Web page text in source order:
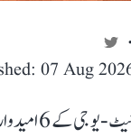
07 Aug
نئی